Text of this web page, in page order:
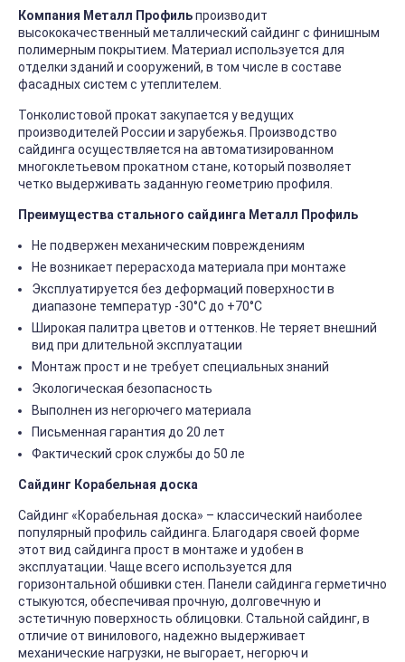
Компания Металл Профильпроизводит
высококачественный металлический сайдинг с финишным
полимерным покрытием. Материал используется для
отделки зданий и сооружений, в том числе в составе
фасадных систем с утеплителем.
Тонколистовой прокат закупается у ведущих
производителей России и зарубежья. Производство
сайдинга осуществляется на автоматизированном
многоклетьевом прокатном стане, который позволяет
четко выдерживать заданную геометрию профиля.
Преимущества стального сайдинга Металл Профиль
Не подвержен механическим повреждениям
Не возникает перерасхода материала при монтаже
Эксплуатируется без деформаций поверхности в
диапазоне температур -30°C до +70°C
Широкая палитра цветов и оттенков. Не теряет внешний
вид при длительной эксплуатации
Монтаж прост и не требует специальных знаний
Экологическая безопасность
Выполнен из негорючего материала
Письменная гарантия до 20 лет
Фактический срок службы до 50 ле
Сайдинг Корабельная доска
Сайдинг «Корабельная доска» – классический наиболее
популярный профиль сайдинга. Благодаря своей форме
этот вид сайдинга прост в монтаже и удобен в
эксплуатации. Чаще всего используется для
горизонтальной обшивки стен. Панели сайдинга герметично
стыкуются, обеспечивая прочную, долговечную и
эстетичную поверхность облицовки. Стальной сайдинг, в
отличие от винилового, надежно выдерживает
механические нагрузки, не выгорает, негорюч и